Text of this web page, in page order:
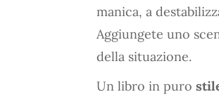
manica, a
Aggiungete uno
della situazione.
Un libro in puro